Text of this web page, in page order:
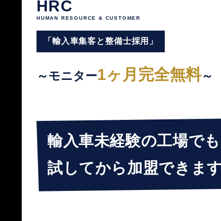
HRC
HUMAN RESOURCE & CUSTOMER
「輸入車集客と整備士採用」
～モニター1ヶ月完全無料～
輸入車未経験の工場で
試してから加盟できま